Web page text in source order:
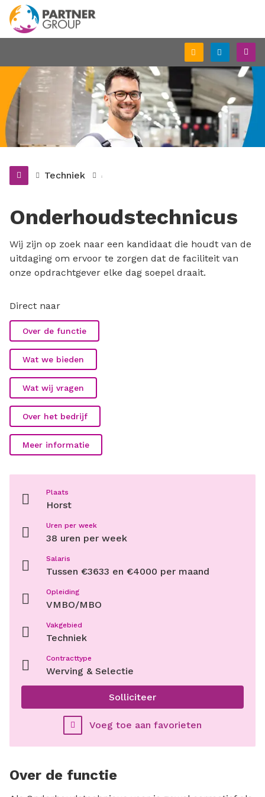
Schrijf
je
in
Techniek
Onderhoudstechnicus
Wij zijn op zoek naar een kandidaat die houdt van de
uitdaging om ervoor te zorgen dat de faciliteit van
onze opdrachtgever elke dag soepel draait.
Direct naar
Over de functie
Wat we bieden
Wat wij vragen
Over het bedrijf
Meer informatie
Plaats
Horst
Uren per week
38 uren per week
Salaris
Tussen €3633 en €4000 per maand
Opleiding
VMBO/MBO
Vakgebied
Techniek
Contracttype
Werving & Selectie
Solliciteer
Voeg toe aan favorieten
Over de functie